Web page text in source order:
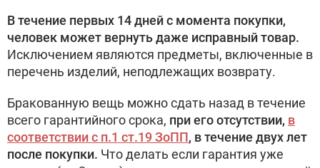
В течение первых 14 дней с момента покупки,
человек может вернуть даже исправный товар.
Исключением являются предметы, включенные в
перечень изделий, неподлежащих возврату.
Бракованную вещь можно сдать назад в течение
всего гарантийного срока, при его отсутствии, в
соответствии с п.1 ст.19 ЗоПП, в течение двух лет
после покупки. Что делать если гарантия уже